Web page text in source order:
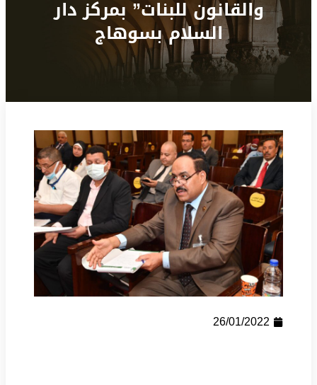
والقانون للبنات” بمركز دار
السلام بسوهاج
26/01/2022